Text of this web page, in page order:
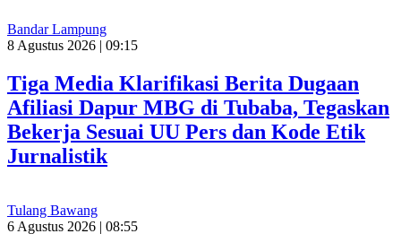
Bandar Lampung
8 Agustus 2026 | 09:15
Tiga Media Klarifikasi Berita Dugaan
Afiliasi Dapur MBG di Tubaba, Tegaskan
Bekerja Sesuai UU Pers dan Kode Etik
Jurnalistik
Tulang Bawang
6 Agustus 2026 | 08:55